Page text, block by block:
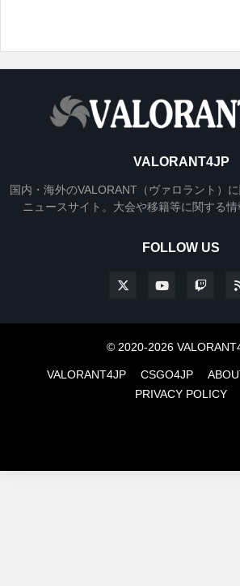
VALORANT4JP
国内・海外のVALORANT（ヴァロラント）
ニュースサイト。大会や移籍等に関する情
FOLLOW US
© 2020-2026
VALORANT4JP CSGO4JP
PRIVACY POLICY